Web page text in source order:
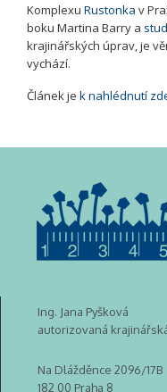
Komplexu Rustonka v
boku Martina Barry a
krajinářských úprav, je
vychází.
Článek je k nahlédnutí
Ing. Jana Pyšková
autorizovaná
Na Dlážděnce 2096/17B
182 00 Praha 8